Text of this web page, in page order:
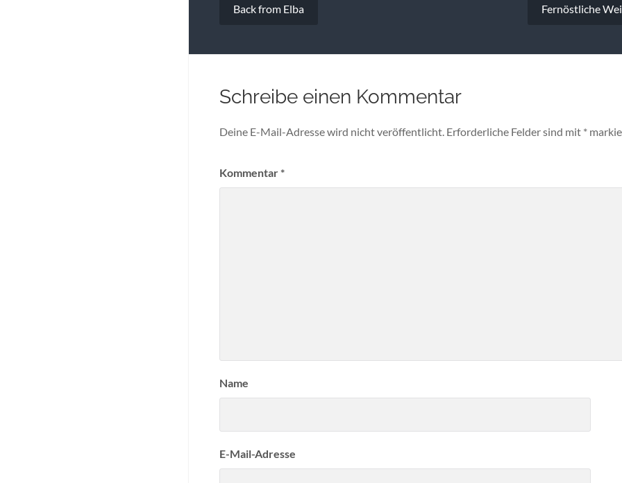
Back from Elba Fernöstliche
Schreibe einen Kommentar
Deine E-Mail-Adresse wird nicht veröffentlicht. Erforderliche Felder sind mit *
Kommentar*
Name
E-Mail-Adresse